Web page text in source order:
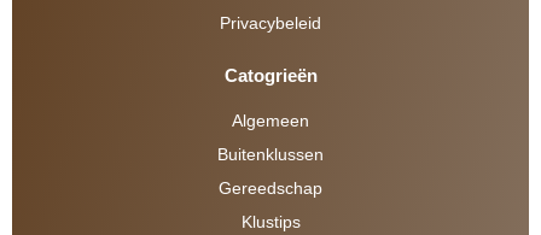
Privacybeleid
Catogrieën
Algemeen
Buitenklussen
Gereedschap
Klustips